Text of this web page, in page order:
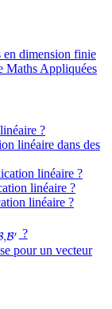
en dimension finie
Maths Appliquées
?
linéaire dans des
linéaire ?
linéaire ?
linéaire ?
,B′ ?
pour un vecteur